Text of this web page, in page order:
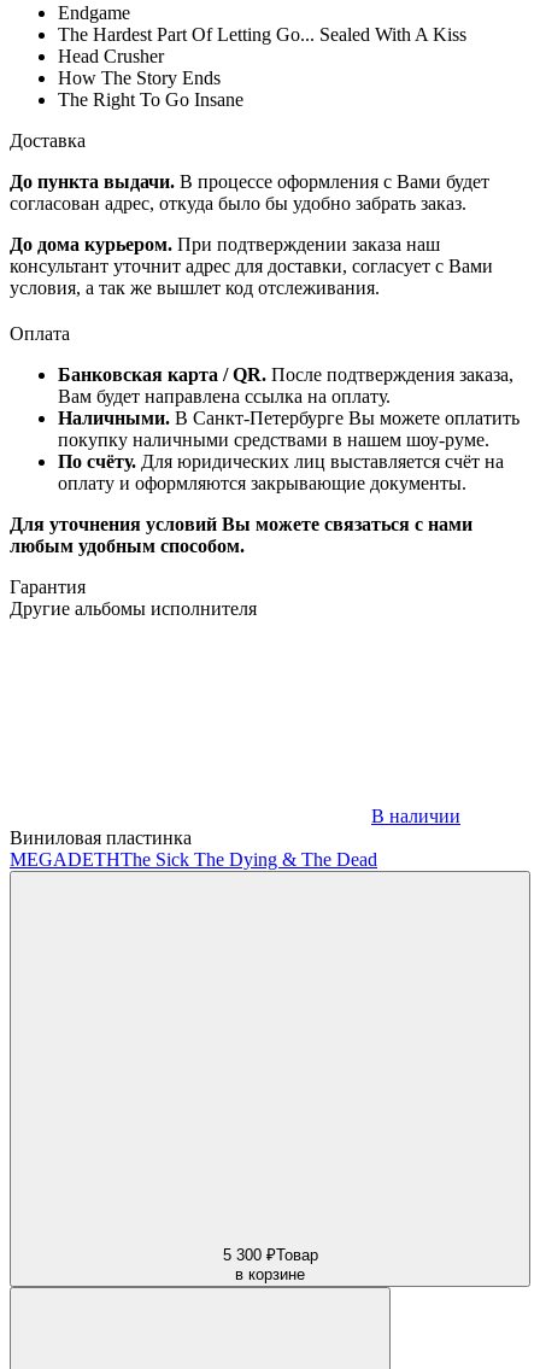
Endgame
The Hardest Part Of Letting Go... Sealed With A Kiss
Head Crusher
How The Story Ends
The Right To Go Insane
Доставка
До пункта выдачи. В процессе оформления с Вами будет
согласован адрес, откуда было бы удобно забрать заказ.
До дома курьером. При подтверждении заказа наш
консультант уточнит адрес для доставки, согласует с Вами
условия, а так же вышлет код отслеживания.
Оплата
Банковская карта / QR. После подтверждения заказа,
Вам будет направлена ссылка на оплату.
Наличными. В Санкт-Петербурге Вы можете оплатить
покупку наличными средствами в нашем шоу-руме.
По счёту. Для юридических лиц выставляется счёт на
оплату и оформляются закрывающие документы.
Для уточнения условий Вы можете связаться с нами
любым удобным способом.
Гарантия
Другие альбомы исполнителя
В наличии
Виниловая пластинка
MEGADETHThe Sick The Dying & The Dead
5 300 ₽Товар
в корзине